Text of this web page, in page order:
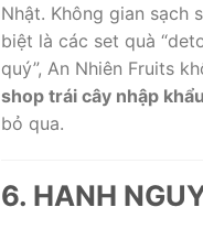
Nhật. Không gian sạch
biệt là các set quà
quý”, An Nhiên Fruits
shop trái cây nhập
bỏ qua.
6. HANH